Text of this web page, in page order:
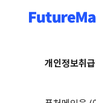
개인정보취